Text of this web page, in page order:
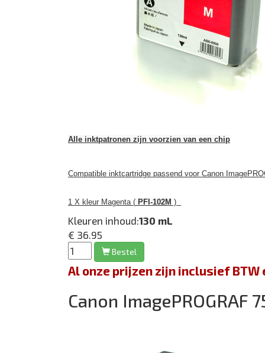
Alle inktpatronen zijn voorzien van een chip
Compatible inktcartridge passend voor Canon
1 X kleur Magenta ( PFI-102M )
Kleuren inhoud:130 mL
€ 36.95
Bestel
Al onze prijzen zijn inclusief
Canon ImagePROGRAF